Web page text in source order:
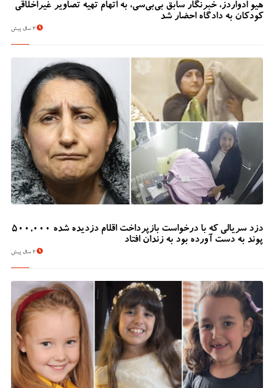
هیو ادواردز، خبرنگار سابق بی‌بی‌سی، به اتهام تهیه تصاویر غیراخلاقی
کودکان به دادگاه احضار شد
2 سال پیش
دزد سریالی که با درخواست بازپرداخت اقلام دزدیده شده 500,000
پوند به دست آورده بود به زندان افتاد
2 سال پیش